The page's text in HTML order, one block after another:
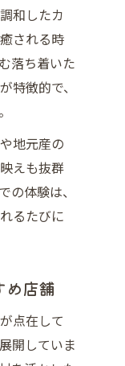
和したカ
される時
落ち着いた
特徴的で、
地元産の
えも抜群
の体験は、
るたびに
め店舗
点在して
開していま